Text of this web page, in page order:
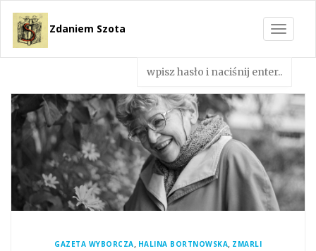
Toggle
Zdaniem Szota
GAZETA WYBORCZA, HALINA BORTNOWSKA, ZMARLI